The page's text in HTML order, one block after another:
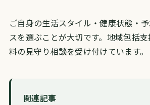
ご自身の生活スタイル・健康状態・
スを選ぶことが大切です。地域包括
料の見守り相談を受け付けています。
関連記事